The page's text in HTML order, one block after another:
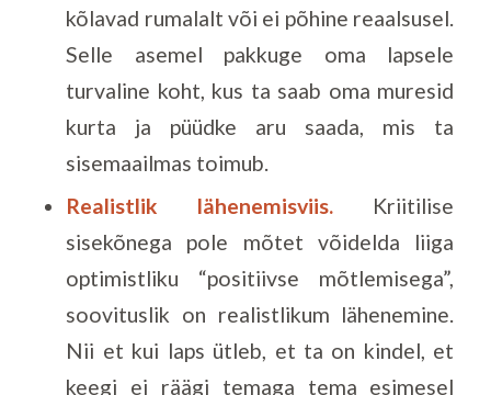
kõlavad rumalalt või ei põhine reaalsusel.
Selle asemel pakkuge oma lapsele
turvaline koht, kus ta saab oma muresid
kurta ja püüdke aru saada, mis ta
sisemaailmas toimub.
Realistlik lähenemisviis. Kriitilise
sisekõnega pole mõtet võidelda liiga
optimistliku “positiivse mõtlemisega”,
soovituslik on realistlikum lähenemine.
Nii et kui laps ütleb, et ta on kindel, et
keegi ei räägi temaga tema esimesel